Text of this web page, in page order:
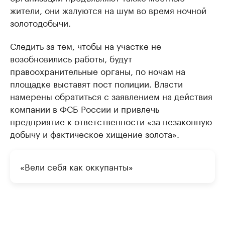
жители, они жалуются на шум во время ночной
золотодобычи.
Следить за тем, чтобы на участке не
возобновились работы, будут
правоохранительные органы, по ночам на
площадке выставят пост полиции. Власти
намерены обратиться с заявлением на действия
компании в ФСБ России и привлечь
предприятие к ответственности «за незаконную
добычу и фактическое хищение золота».
«Вели себя как оккупанты»